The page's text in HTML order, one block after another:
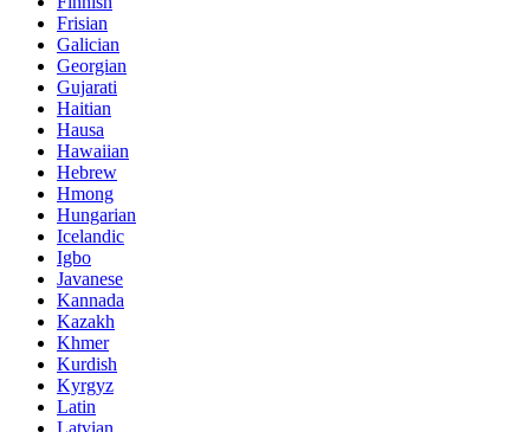
Frisian
Galician
Georgian
Gujarati
Haitian
Hausa
Hawaiian
Hebrew
Hmong
Hungarian
Icelandic
Igbo
Javanese
Kannada
Kazakh
Khmer
Kurdish
Kyrgyz
Latin